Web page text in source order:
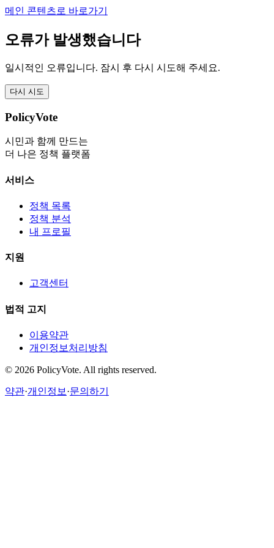
메인 콘텐츠로 바로가기
오류가 발생했습니다
일시적인 오류입니다. 잠시 후 다시 시도해 주세요.
다시 시도
PolicyVote
시민과 함께 만드는
더 나은 정책 플랫폼
서비스
정책 목록
정책 분석
내 프로필
지원
고객센터
법적 고지
이용약관
개인정보처리방침
© 2026 PolicyVote. All rights reserved.
약관·개인정보 ·문의하기